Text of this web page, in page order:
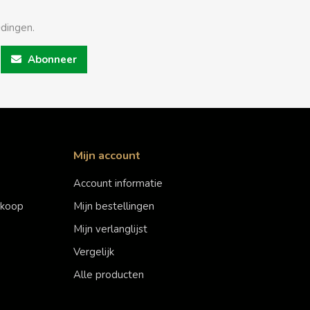
Abonneer
Mijn account
Account informatie
Mijn bestellingen
Mijn verlanglijst
Vergelijk
Alle producten